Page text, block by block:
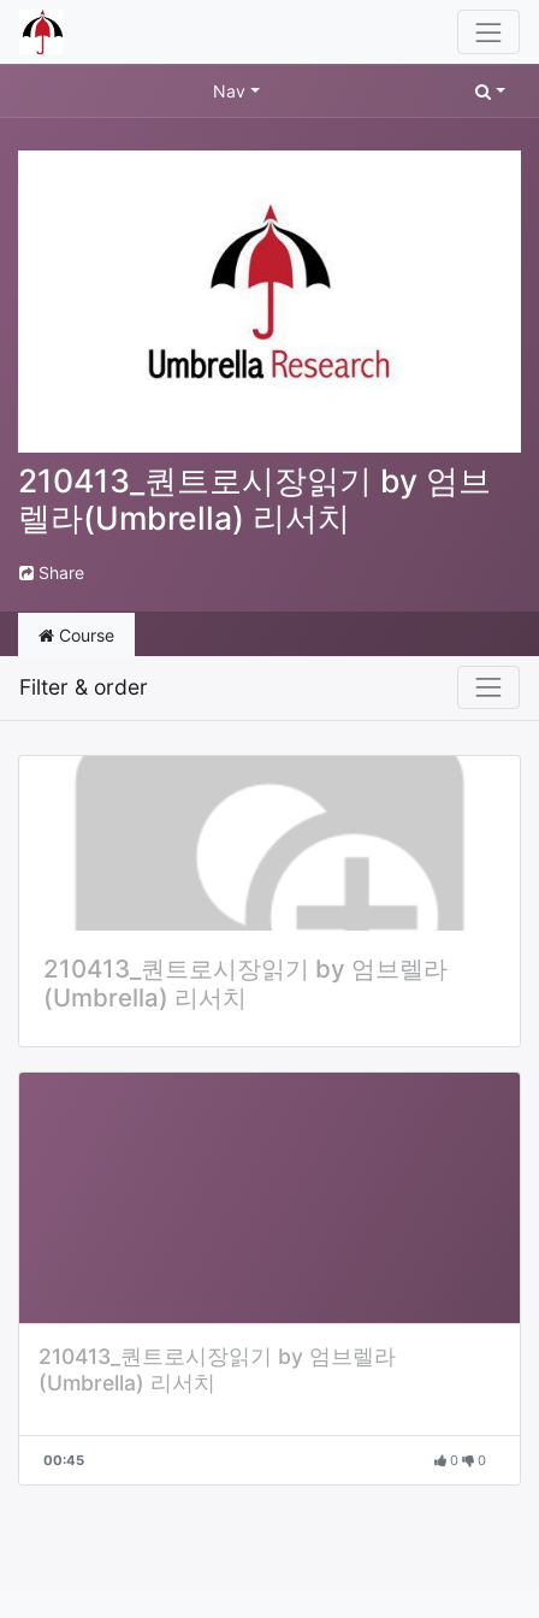
Nav
210413_퀀트로시장읽기 by 엄브
렐라(Umbrella) 리서치
Share
Course
Filter & order
210413_퀀트로시장읽기 by 엄브렐라
(Umbrella) 리서치
210413_퀀트로시장읽기 by 엄브렐라
(Umbrella) 리서치
00:45 0 0